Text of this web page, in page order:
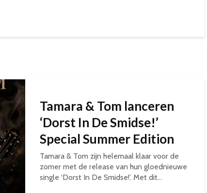
Tamara & Tom lanceren
‘Dorst In De Smidse!’
Special Summer Edition
Tamara & Tom zijn helemaal klaar voor de
zomer met de release van hun gloednieuwe
single ‘Dorst In De Smidse!’. Met dit...